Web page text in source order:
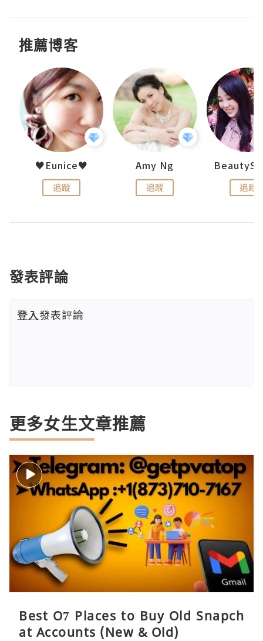
推薦博客
♥Eunice♥
追蹤
Amy Ng
追蹤 追蹤
發表評論
登入發表評論
更多女生文章推薦
Best O7 Places to Buy Old Snapch
at Accounts (New & Old)